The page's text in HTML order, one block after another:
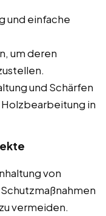
und einfache
um deren
und Schärfen
in
von
vermeiden.